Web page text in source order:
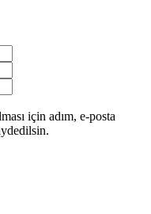
için adım, e-posta